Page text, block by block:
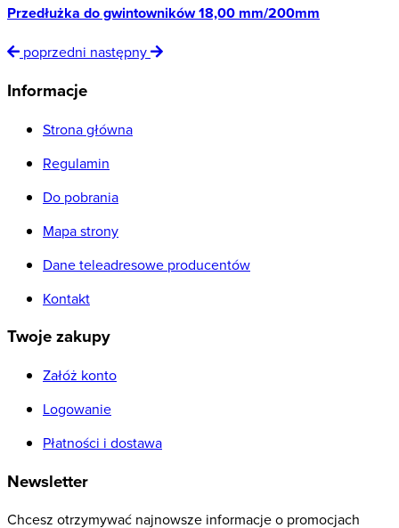
Przedłużka do gwintowników 18,00 mm/200mm
poprzedni następny
Informacje
Strona główna
Regulamin
Do pobrania
Mapa strony
Dane teleadresowe producentów
Kontakt
Twoje zakupy
Załóż konto
Logowanie
Płatności i dostawa
Newsletter
Chcesz otrzymywać najnowsze informacje o promocjach